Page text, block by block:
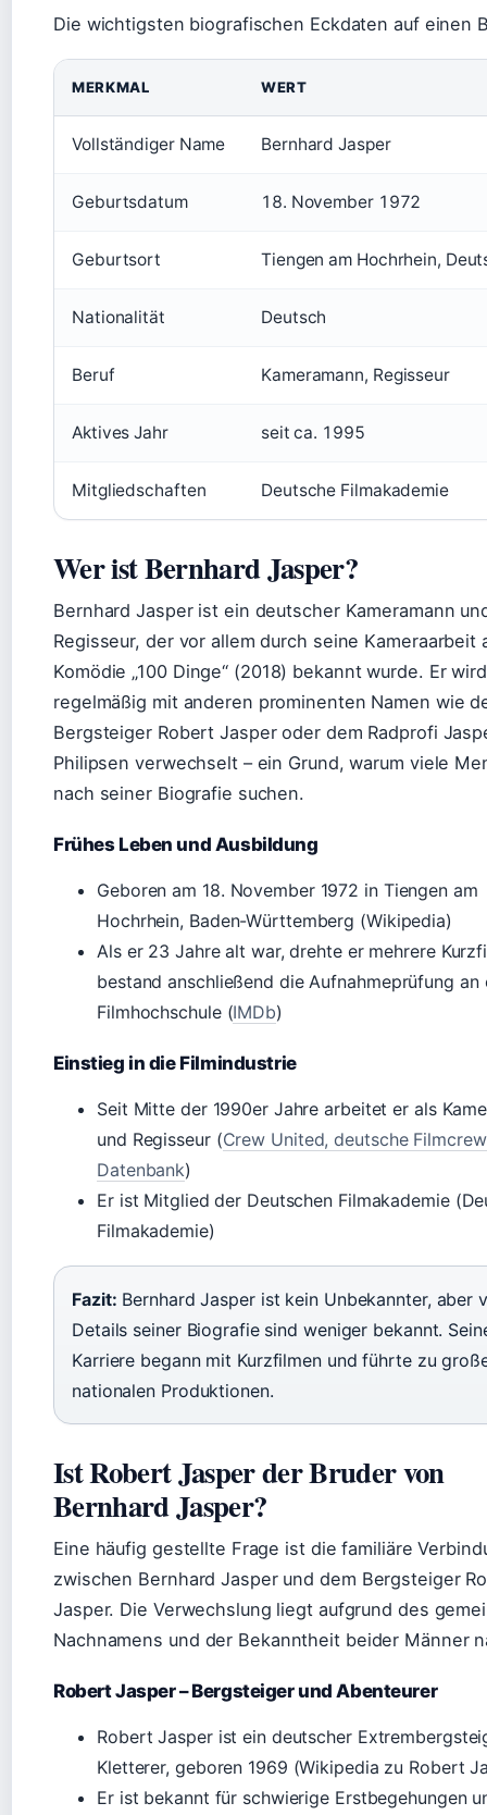
Die wichtigsten biografischen Eckdaten auf einen
MERKMAL WERT
Vollständiger Name Bernhard Jasper
Geburtsdatum 18. November 1972
Geburtsort Tiengen am Hochrhein,
Nationalität Deutsch
Beruf Kameramann, Regisseur
Aktives Jahr seit ca. 1995
Mitgliedschaften Deutsche Filmakademie
Wer ist Bernhard Jasper?
Bernhard Jasper ist ein deutscher Kameramann
Regisseur, der vor allem durch seine Kameraarbeit
Komödie „100 Dinge“ (2018) bekannt wurde. Er wird
regelmäßig mit anderen prominenten Namen wie
Bergsteiger Robert Jasper oder dem Radprofi
Philipsen verwechselt – ein Grund, warum viele
nach seiner Biografie suchen.
Frühes Leben und Ausbildung
Geboren am 18. November 1972 in Tiengen am
Hochrhein, Baden-Württemberg (Wikipedia)
Als er 23 Jahre alt war, drehte er mehrere
bestand anschließend die Aufnahmeprüfung an
Filmhochschule (IMDb)
Einstieg in die Filmindustrie
Seit Mitte der 1990er Jahre arbeitet er als
und Regisseur (Crew United, deutsche
Datenbank)
Er ist Mitglied der Deutschen Filmakademie
Filmakademie)
Fazit: Bernhard Jasper ist kein Unbekannter, aber
Details seiner Biografie sind weniger bekannt.
Karriere begann mit Kurzfilmen und führte zu
nationalen Produktionen.
Ist Robert Jasper der Bruder von
Bernhard Jasper?
Eine häufig gestellte Frage ist die familiäre
zwischen Bernhard Jasper und dem Bergsteiger
Jasper. Die Verwechslung liegt aufgrund des
Nachnamens und der Bekanntheit beider Männer
Robert Jasper – Bergsteiger und Abenteurer
Robert Jasper ist ein deutscher
Kletterer, geboren 1969 (Wikipedia zu Robert
Er ist bekannt für schwierige Erstbegehungen